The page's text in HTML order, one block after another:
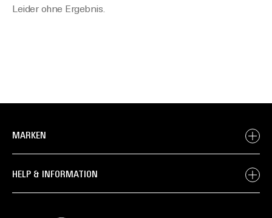
Leider ohne Ergebnis.
MARKEN
HELP & INFORMATION